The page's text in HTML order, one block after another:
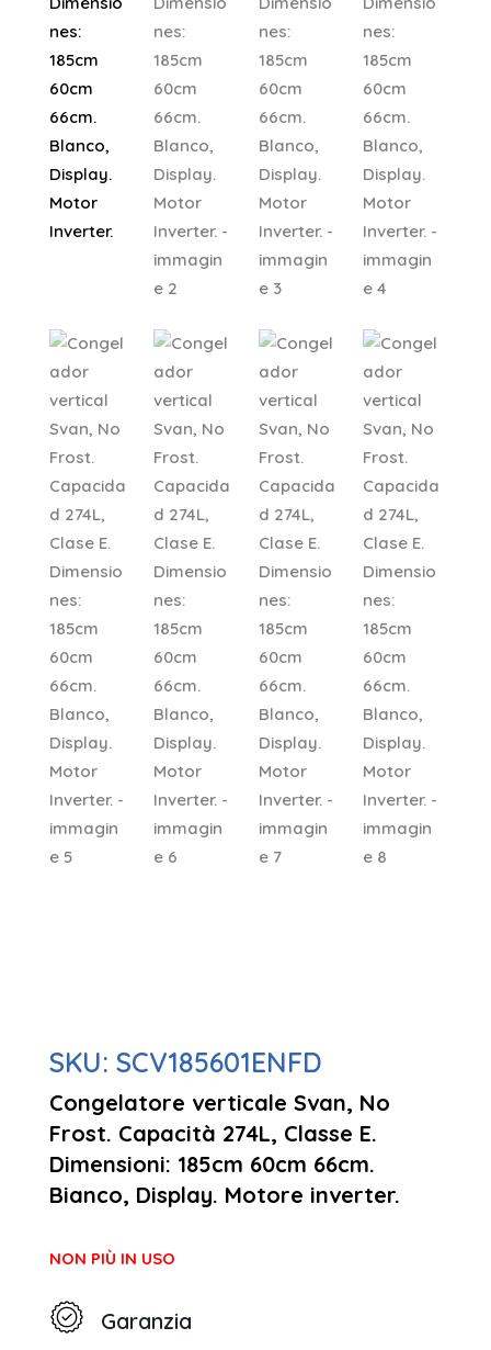
SKU: SCV185601ENFD
Congelatore verticale Svan, No
Frost. Capacità 274L, Classe E.
Dimensioni: 185cm 60cm 66cm.
Bianco, Display. Motore inverter.
NON PIÙ IN USO
Garanzia